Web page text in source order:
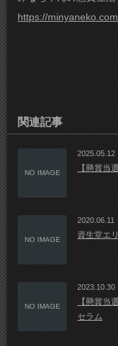
https://
関連記事
NO IMAGE
2025.05.12
【懸賞
NO IMAGE
2020.06.11
資生堂エ
NO IMAGE
2023.10.30
【懸賞
セラム